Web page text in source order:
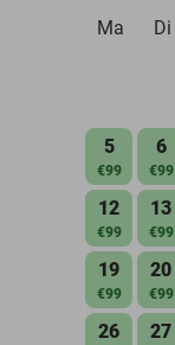
Ma
Di
5
€99
6
€99
12
€99
13
€99
19
€99
20
€99
26 27